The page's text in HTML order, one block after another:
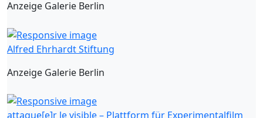
Anzeige Galerie Berlin
Alfred Ehrhardt Stiftung
Anzeige Galerie Berlin
attaque[e]r le visible – Plattform für Experimentalfilm